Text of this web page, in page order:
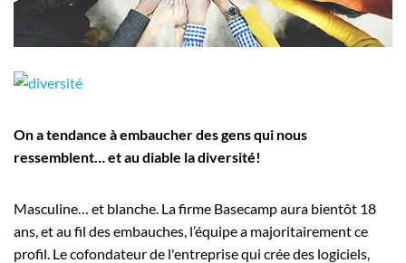
Employeurs
Publiez une offre d'emploi
On a tendance à embaucher des gens qui nous
ressemblent… et au diable la diversité!
Masculine… et blanche. La firme Basecamp aura bientôt 18
ans, et au fil des embauches, l’équipe a majoritairement ce
profil. Le cofondateur de l'entreprise qui crée des logiciels,